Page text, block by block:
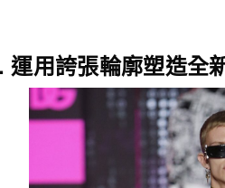
運用誇張輪廓塑造全